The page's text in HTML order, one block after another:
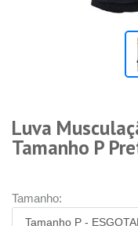
Luva
Tamanho P
Tamanho: